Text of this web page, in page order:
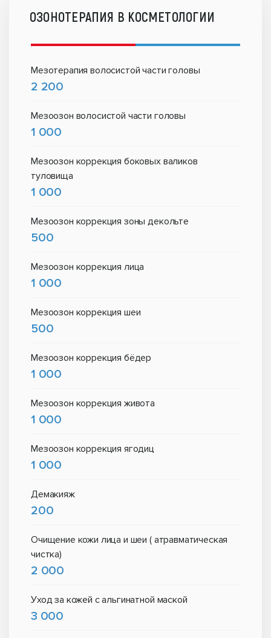
ОЗОНОТЕРАПИЯ В КОСМЕТОЛОГИИ
Мезотерапия волосистой части головы
2 200
Мезоозон волосистой части головы
1 000
Мезоозон коррекция боковых валиков
туловища
1 000
Мезоозон коррекция зоны декольте
500
Мезоозон коррекция лица
1 000
Мезоозон коррекция шеи
500
Мезоозон коррекция бёдер
1 000
Мезоозон коррекция живота
1 000
Мезоозон коррекция ягодиц
1 000
Демакияж
200
Очищение кожи лица и шеи ( атравматическая
чистка)
2 000
Уход за кожей с альгинатной маской
3 000